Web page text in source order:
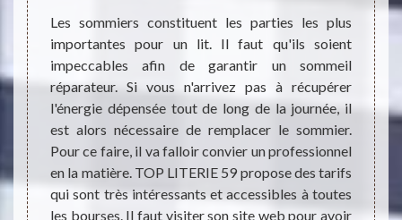
de
ses
sont
et
le lit
est
Les sommiers constituent les parties les plus
importantes pour un lit. Il faut qu'ils soient
impeccables afin de garantir un sommeil
réparateur. Si vous n'arrivez pas à récupérer
l'énergie dépensée tout de long de la journée, il
est alors nécessaire de remplacer le sommier.
Pour ce faire, il va falloir convier un professionnel
en la matière. TOP LITERIE 59 propose des tarifs
qui sont très intéressants et accessibles à toutes
les bourses. Il faut visiter son site web pour avoir
Le
le
de